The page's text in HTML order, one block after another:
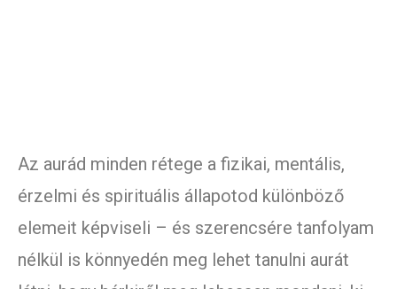
Az aurád minden rétege a fizikai, mentális,
érzelmi és spirituális állapotod különböző
elemeit képviseli – és szerencsére tanfolyam
nélkül is könnyedén meg lehet tanulni aurát